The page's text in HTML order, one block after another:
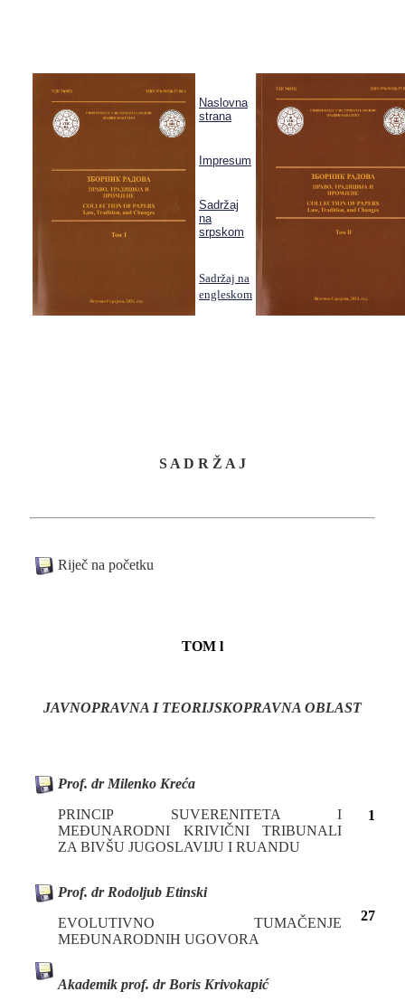
Naslovna
strana
Impresum
Sadržaj
na
srpskom
Sadržaj na
engleskom
S A D R Ž A J
Riječ na početku
TOM l
JAVNOPRAVNA I TEORIJSKOPRAVNA OBLAST
Prof. dr Milenko Kreća
PRINCIP SUVERENITETA I
MEĐUNARODNI KRIVIČNI TRIBUNALI
ZA BIVŠU JUGOSLAVIJU I RUANDU
1
Prof. dr Rodoljub Etinski
EVOLUTIVNO TUMAČENJE
MEĐUNARODNIH UGOVORA
27
Akademik prof. dr Boris Krivokapić